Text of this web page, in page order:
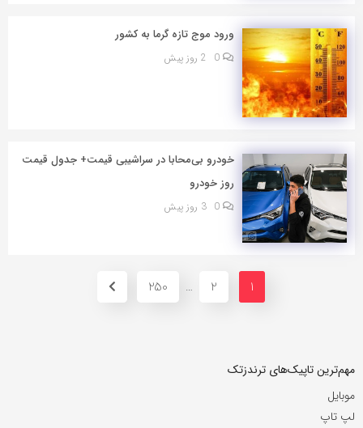
ورود موج تازه گرما به کشور
0 2 روز پیش
خودرو بی‌محابا در سراشیبی قیمت+ جدول قیمت
روز خودرو
0 3 روز پیش
1
2
…
250
مهم‌ترین تاپیک‌های ترندزتک
موبایل
لپ تاپ